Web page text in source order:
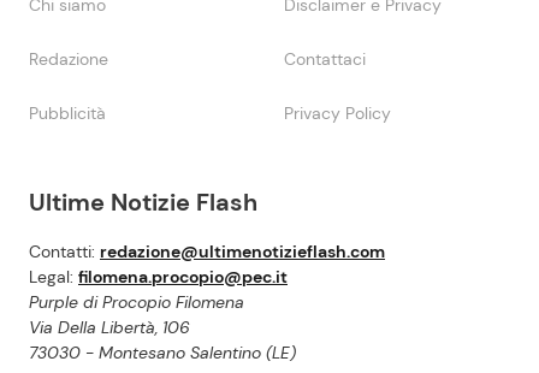
Ultime Notizie Flash
Contatti: redazione@ultimenotizieflash.com
Legal: filomena.procopio@pec.it
Purple di Procopio Filomena
Via Della Libertà, 106
73030 - Montesano Salentino (LE)
Chi siamo Disclaimer e Privacy
Redazione Contattaci
Pubblicità Privacy Policy